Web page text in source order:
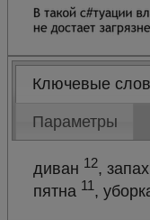
Ключевые
Параметры
диван 12,
пятна 11 ,